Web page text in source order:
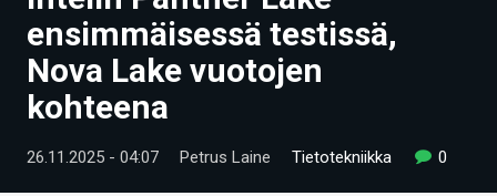
UUTISET
ARTIKKELIT
VIDEOT
TECHBBS
ensimmäisessä testissä,
Nova Lake vuotojen
kohteena
26.11.2025 - 04:07 Petrus Laine Tietotekniikka 0